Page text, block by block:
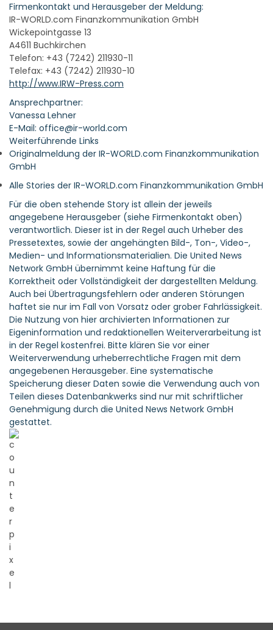
Firmenkontakt und Herausgeber der Meldung:
IR-WORLD.com Finanzkommunikation GmbH
Wickepointgasse 13
A4611 Buchkirchen
Telefon: +43 (7242) 211930-11
Telefax: +43 (7242) 211930-10
http://www.IRW-Press.com
Ansprechpartner:
Vanessa Lehner
E-Mail: office@ir-world.com
Weiterführende Links
Originalmeldung der IR-WORLD.com Finanzkommunikation
GmbH
Alle Stories der IR-WORLD.com Finanzkommunikation GmbH
Für die oben stehende Story ist allein der jeweils
angegebene Herausgeber (siehe Firmenkontakt oben)
verantwortlich. Dieser ist in der Regel auch Urheber des
Pressetextes, sowie der angehängten Bild-, Ton-, Video-,
Medien- und Informationsmaterialien. Die United News
Network GmbH übernimmt keine Haftung für die
Korrektheit oder Vollständigkeit der dargestellten Meldung.
Auch bei Übertragungsfehlern oder anderen Störungen
haftet sie nur im Fall von Vorsatz oder grober Fahrlässigkeit.
Die Nutzung von hier archivierten Informationen zur
Eigeninformation und redaktionellen Weiterverarbeitung ist
in der Regel kostenfrei. Bitte klären Sie vor einer
Weiterverwendung urheberrechtliche Fragen mit dem
angegebenen Herausgeber. Eine systematische
Speicherung dieser Daten sowie die Verwendung auch von
Teilen dieses Datenbankwerks sind nur mit schriftlicher
Genehmigung durch die United News Network GmbH
gestattet.